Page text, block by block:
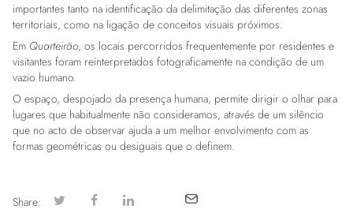
importantes tanto na identificação da delimitação das diferentes zonas
territoriais, como na ligação de conceitos visuais próximos.
Em Quarteirão, os locais percorridos frequentemente por residentes e
visitantes foram reinterpretados fotograficamente na condição de um
vazio humano.
O espaço, despojado da presença humana, permite dirigir o olhar para
lugares que habitualmente não consideramos, através de um silêncio
que no acto de observar ajuda a um melhor envolvimento com as
formas geométricas ou desiguais que o definem.
Share: